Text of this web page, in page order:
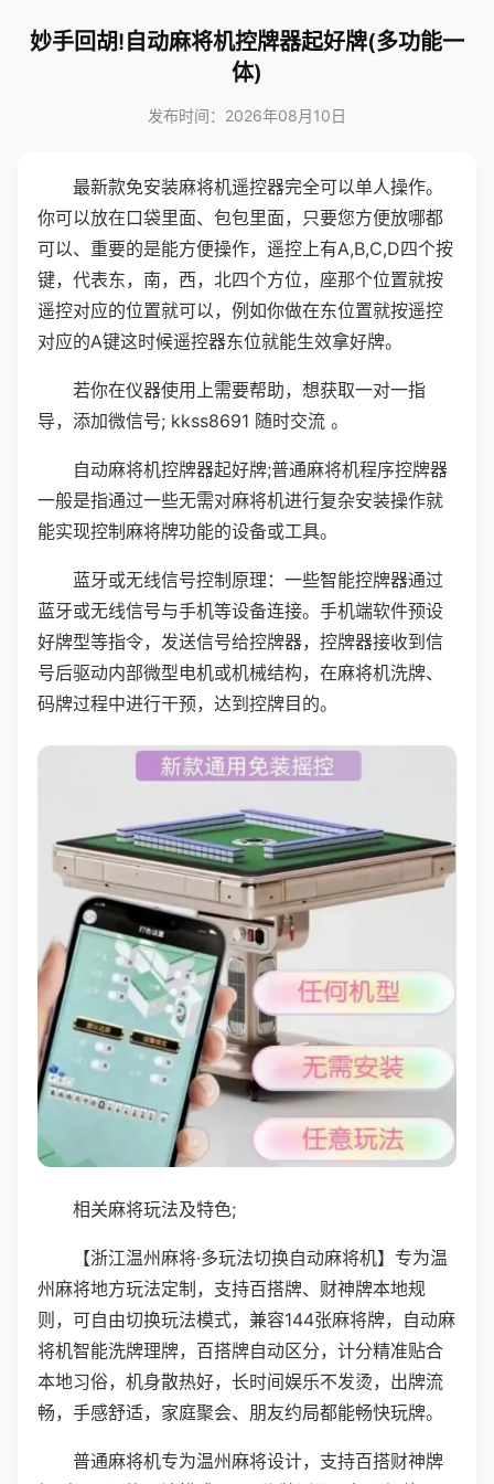
妙手回胡!自动麻将机控牌器起好牌(多功能一
体)
发布时间：2026年08月10日
最新款免安装麻将机遥控器完全可以单人操作。
你可以放在口袋里面、包包里面，只要您方便放哪都
可以、重要的是能方便操作，遥控上有A,B,C,D四个按
键，代表东，南，西，北四个方位，座那个位置就按
遥控对应的位置就可以，例如你做在东位置就按遥控
对应的A键这时候遥控器东位就能生效拿好牌。
若你在仪器使用上需要帮助，想获取一对一指
导，添加微信号; kkss8691 随时交流 。
自动麻将机控牌器起好牌;普通麻将机程序控牌器
一般是指通过一些无需对麻将机进行复杂安装操作就
能实现控制麻将牌功能的设备或工具。
蓝牙或无线信号控制原理：一些智能控牌器通过
蓝牙或无线信号与手机等设备连接。手机端软件预设
好牌型等指令，发送信号给控牌器，控牌器接收到信
号后驱动内部微型电机或机械结构，在麻将机洗牌、
码牌过程中进行干预，达到控牌目的。
相关麻将玩法及特色;
【浙江温州麻将·多玩法切换自动麻将机】专为温
州麻将地方玩法定制，支持百搭牌、财神牌本地规
则，可自由切换玩法模式，兼容144张麻将牌，自动麻
将机智能洗牌理牌，百搭牌自动区分，计分精准贴合
本地习俗，机身散热好，长时间娱乐不发烫，出牌流
畅，手感舒适，家庭聚会、朋友约局都能畅快玩牌。
普通麻将机专为温州麻将设计，支持百搭财神牌